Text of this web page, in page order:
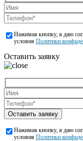
Нажимая кнопку, я даю
условия Политики
Оставить заявку
Оставить заявку
Нажимая кнопку, я даю
условия Политики